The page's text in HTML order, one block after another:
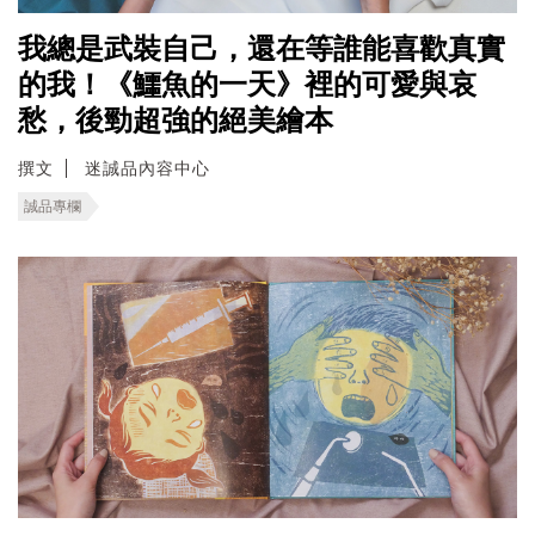
我總是武裝自己，還在等誰能喜歡真實
的我！《鱷魚的一天》裡的可愛與哀
愁，後勁超強的絕美繪本
撰文 迷誠品內容中心
誠品專欄